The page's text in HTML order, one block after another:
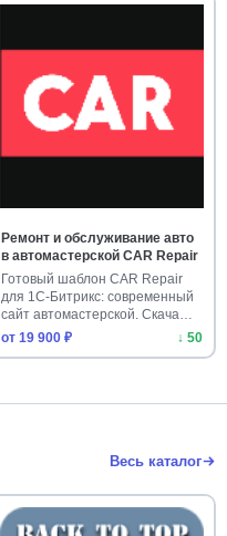
Ремонт и обслуживание авто
в автомастерской CAR Repair
Готовый шаблон CAR Repair
для 1С-Битрикс: современный
сайт автомастерской. Скача…
от 19 900 ₽
↓ 50
Весь каталог